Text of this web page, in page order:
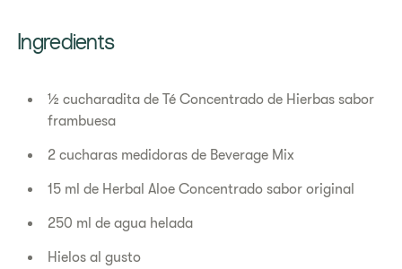
​​Ingredients​
½ cucharadita de Té Concentrado de Hierbas sabor
frambuesa
2 cucharas medidoras de Beverage Mix
15 ml de Herbal Aloe Concentrado sabor original
250 ml de agua helada
Hielos al gusto